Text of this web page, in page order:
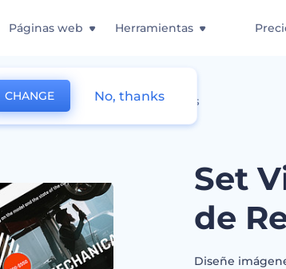
Páginas web Herramientas
de Reparación de Autos
Set
de
Diseñe
CHANGE No, thanks